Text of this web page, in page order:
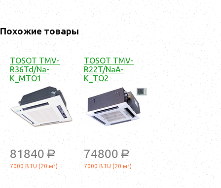
Похожие товары
TOSOT TMV-
R36Td/Na-
K_MTO1
81840 a
7000 BTU (20 м²)
TOSOT TMV-
R22T/NaA-
K_TO2
74800 a
7000 BTU (20 м²)